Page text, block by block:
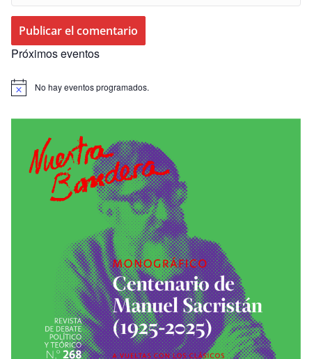
Próximos eventos
No hay eventos programados.